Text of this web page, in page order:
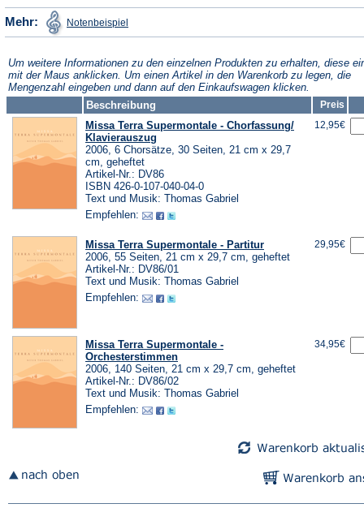
neuen
einem
Mehr: Notenbeispiel in
einem
Tab)
Um weitere Informationen zu den einzelnen Produkten zu erhalten, diese
mit der Maus anklicken. Um einen Artikel in den Warenkorb zu legen, die
Mengenzahl eingeben und dann auf den Einkaufswagen klicken.
Beschreibung
Preis
Missa Terra Supermontale - Chorfassung/
Klavierauszug
2006, 6 Chorsätze, 30 Seiten, 21 cm x 29,7
cm, geheftet
Artikel-Nr.: DV86
ISBN 426-0-107-040-04-0
Text und Musik: Thomas Gabriel
Empfehlen:
12,95€
Missa Terra Supermontale - Partitur
2006, 55 Seiten, 21 cm x 29,7 cm, geheftet
Artikel-Nr.: DV86/01
Text und Musik: Thomas Gabriel
Empfehlen:
29,95€
Missa Terra Supermontale -
Orchesterstimmen
2006, 140 Seiten, 21 cm x 29,7 cm, geheftet
Artikel-Nr.: DV86/02
Text und Musik: Thomas Gabriel
Empfehlen:
34,95€